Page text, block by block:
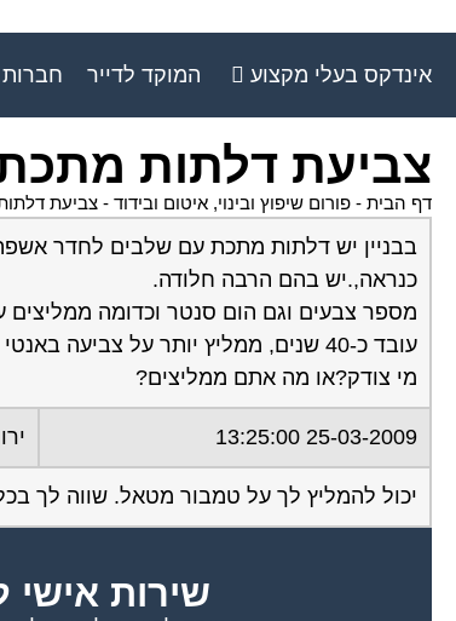
אינדקס בעלי מקצוע המוקד לדייר חברות
צביעת דלתות
דף הבית - פורום שיפוץ ובינוי, איטום ובידוד - צביעת
בבניין יש דלתות מתכת עם שלבים לחדר
כנראה,.יש בהם הרבה חלודה.
מספר צבעים וגם הום סנטר וכדומה
עובד כ-40 שנים, ממליץ יותר על צביעה באנטי רוסט ועל זה צבע שמן, לטענתו ההאמרייט לא הוכיח את עצמו.
מי צודק?או מה אתם ממליצים?
25-03-2009 13:25:00
יכול להמליץ לך על טמבור מטאל. שווה לך בכל מקרה לצלצל
שירות אישי